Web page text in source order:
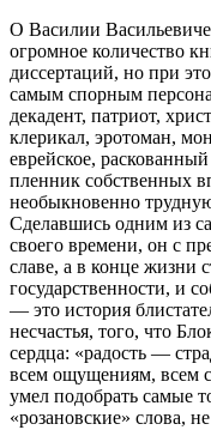
О Василии
огромное количество
диссертаций, но при
самым спорным
декадент, патриот,
клерикал, эротоман,
еврейское,
пленник собственных
необыкновенно
Сделавшись одним из
своего времени, он с
славе, а в конце жизни
государственности, и
— это история
несчастья, того, что
сердца: «радость —
всем ощущениям, всем
умел подобрать самые
«розановские» слова,